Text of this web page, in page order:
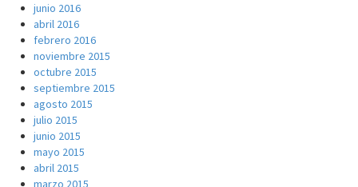
junio 2016
abril 2016
febrero 2016
noviembre 2015
octubre 2015
septiembre 2015
agosto 2015
julio 2015
junio 2015
mayo 2015
abril 2015
marzo 2015